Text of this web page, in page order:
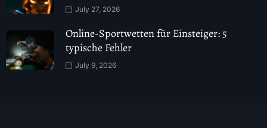
July 27, 2026
Online-Sportwetten für Einsteiger: 5
typische Fehler
July 9, 2026